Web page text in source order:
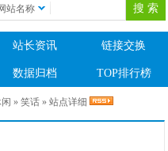
站名称
站长资讯 链接交换
数据归档 TOP排行榜
»笑话 » 站点详细